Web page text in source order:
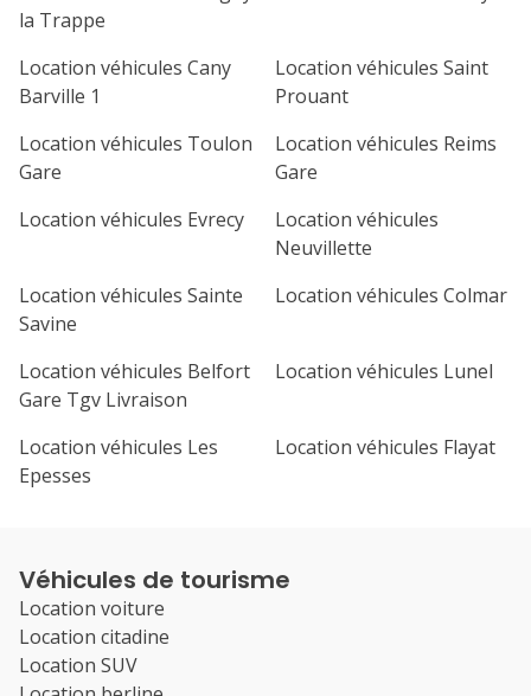
la Trappe
Location véhicules Cany
Barville 1
Location véhicules Saint
Prouant
Location véhicules Toulon
Gare
Location véhicules Reims
Gare
Location véhicules Evrecy
Location véhicules
Neuvillette
Location véhicules Sainte
Savine
Location véhicules Colmar
Location véhicules Belfort
Gare Tgv Livraison
Location véhicules Lunel
Location véhicules Les
Epesses
Location véhicules Flayat
Véhicules de tourisme
Location voiture
Location citadine
Location SUV